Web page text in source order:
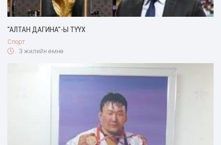
"АЛТАН ДАГИНА"-Ы ТҮҮХ
Спорт
3 жилийн өмнө